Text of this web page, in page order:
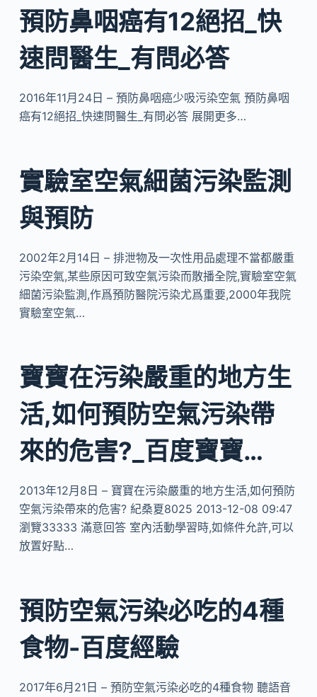
預防鼻咽癌有12絕招_快
速問醫生_有問必答
2016年11月24日 – 預防鼻咽癌少吸污染空氣 預防鼻咽
癌有12絕招_快速問醫生_有問必答 展開更多…
實驗室空氣細菌污染監測
與預防
2002年2月14日 – 排泄物及一次性用品處理不當都嚴重
污染空氣,某些原因可致空氣污染而散播全院,實驗室空氣
細菌污染監測,作爲預防醫院污染尤爲重要,2000年我院
實驗室空氣…
寶寶在污染嚴重的地方生
活,如何預防空氣污染帶
來的危害?_百度寶寶…
2013年12月8日 – 寶寶在污染嚴重的地方生活,如何預防
空氣污染帶來的危害? 紀桑夏8025 2013-12-08 09:47
瀏覽33333 滿意回答 室內活動學習時,如條件允許,可以
放置好點…
預防空氣污染必吃的4種
食物-百度經驗
2017年6月21日 – 預防空氣污染必吃的4種食物 聽語音